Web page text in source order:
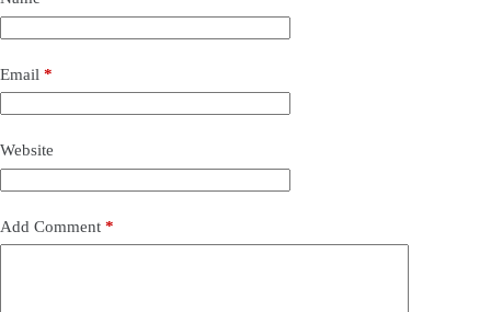
Email *
Website
Add Comment *